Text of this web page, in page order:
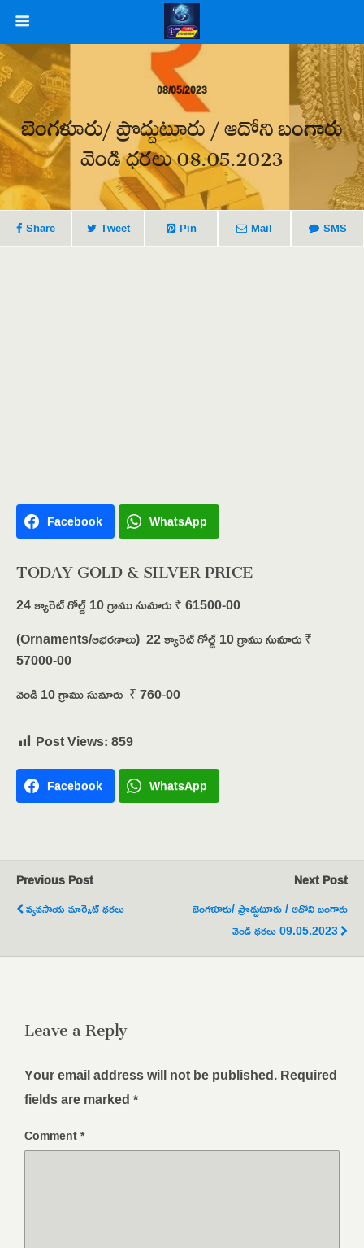
08/05/2023
బెంగళూరు/ ప్రొద్దుటూరు / ఆదోని బంగారు
వెండి ధరలు 08.05.2023
Share Tweet Pin Mail SMS
Facebook WhatsApp
TODAY GOLD & SILVER PRICE
24 క్యారెట్ గోల్డ్ 10 గ్రాము సుమారు ₹ 61500-00
(Ornaments/ఆభరణాలు) 22 క్యారెట్ గోల్డ్ 10 గ్రాము సుమారు ₹
57000-00
వెండి 10 గ్రాము సుమారు ₹ 760-00
Post Views:859
Facebook WhatsApp
Previous Post
వ్యవసాయ మార్కెట్ ధరలు
Next Post
బెంగళూరు/ ప్రొద్దుటూరు / ఆదోని బంగారు
వెండి ధరలు 09.05.2023
Leave a Reply
Your email address will not be published.Required
fields are marked*
Comment*